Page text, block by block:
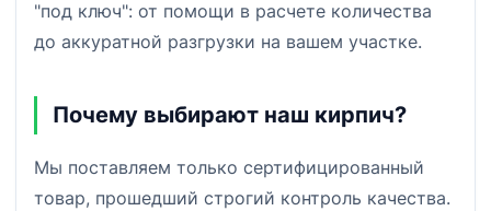
"под ключ": от помощи в расчете количества
до аккуратной разгрузки на вашем участке.
Почему выбирают наш кирпич?
Мы поставляем только сертифицированный
товар, прошедший строгий контроль качества.